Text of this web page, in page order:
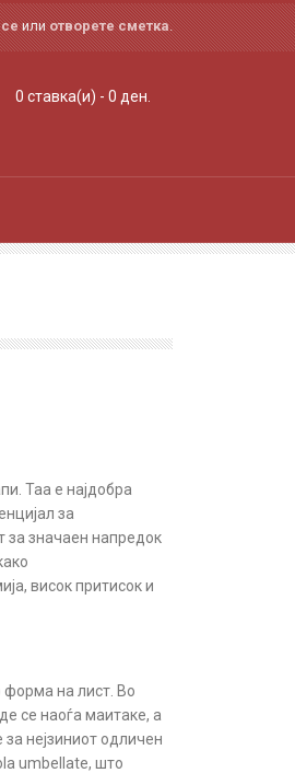
илиотворете сметка.
0 ставка(и) - 0 ден.
Таа е најдобра
за
за значаен напредок
висок притисок и
форма на лист. Во
се наоѓа маитаке, а
нејзиниот одличен
umbellate, што